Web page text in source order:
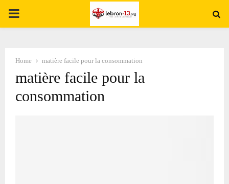
PRIMARY
Home matière facile pour la consommation
matière facile pour la
consommation